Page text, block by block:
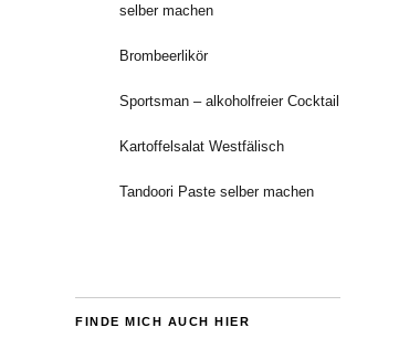
selber machen
Brombeerlikör
Sportsman – alkoholfreier Cocktail
Kartoffelsalat Westfälisch
Tandoori Paste selber machen
FINDE MICH AUCH HIER